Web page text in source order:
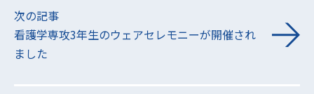
次の記事
看護学専攻3年生のウェアセレモニーが開催され
ました